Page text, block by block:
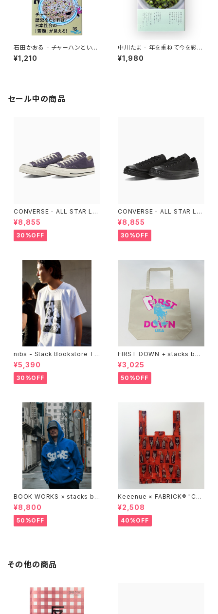
石田かおる - チャーハンという
迷宮 なぜ国民食になったのか
¥1,210
中川たま - 年を重ねて今を彩る
暦の手仕事
¥1,980
セール中の商品
CONVERSE - ALL STAR LG
CY OX （Purple）
¥8,855
30%OFF
CONVERSE - ALL STAR LG
CY OX （ALL BLACK)
¥8,855
30%OFF
nibs - Stack Bookstore Te
e
¥5,390
30%OFF
FIRST DOWN + stacks boo
kstore BIG TOTE
¥3,025
50%OFF
BOOK WORKS × stacks bo
okstore "Jimbocho Beat Li
brary zip up hood"
¥8,800
50%OFF
Keeenue × FABRICK®︎ "CO
MPACT SHOPPING BAG" st
acks Exclusive model
¥2,508
40%OFF
その他の商品